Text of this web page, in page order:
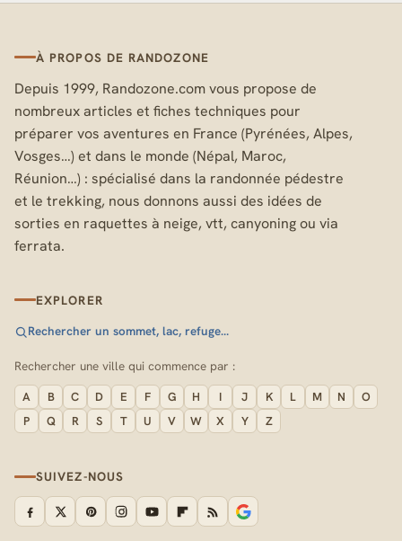
À PROPOS DE RANDOZONE
Depuis 1999, Randozone.com vous propose de
nombreux articles et fiches techniques pour
préparer vos aventures en France (Pyrénées, Alpes,
Vosges…) et dans le monde (Népal, Maroc,
Réunion…) : spécialisé dans la randonnée pédestre
et le trekking, nous donnons aussi des idées de
sorties en raquettes à neige, vtt, canyoning ou via
ferrata.
EXPLORER
Rechercher un sommet, lac, refuge…
Rechercher une ville qui commence par :
A B C D E F G H I J K L M N
O
P
Q R S T U V W X Y Z
SUIVEZ-NOUS